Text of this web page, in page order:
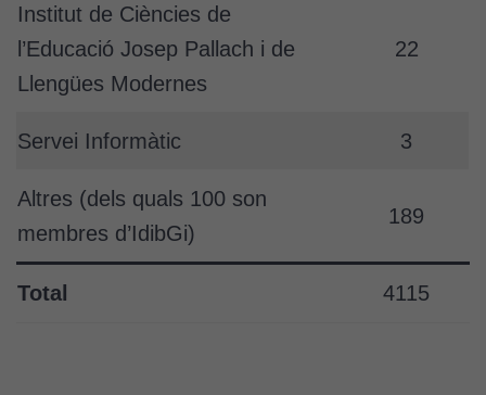
Institut de Ciències de
l’Educació Josep Pallach i de
Llengües Modernes
22
Servei Informàtic 3
Altres (dels quals 100 son
membres d’IdibGi)
189
Total 4115
publicitaris
Compartir els